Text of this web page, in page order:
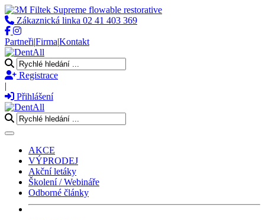
Zákaznická linka 02 41 403 369
Partneři|Firma|Kontakt
Registrace
|
Přihlášení
Toggle navigation
AKCE
VÝPRODEJ
Akční letáky
Školení / Webináře
Odborné články